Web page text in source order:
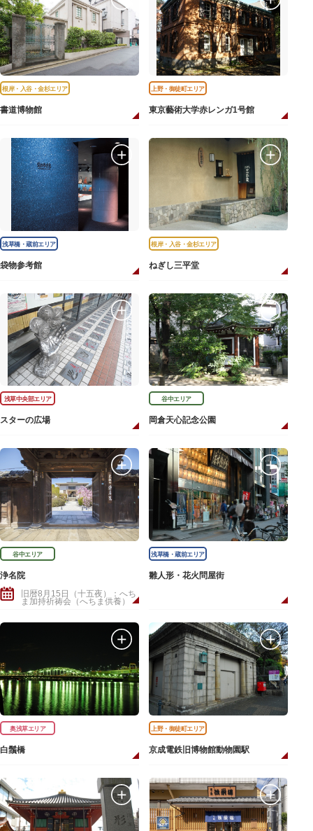
根岸・入谷・金杉エリア
書道博物館
上野・御徒町エリア
東京藝術大学赤レンガ1号館
浅草橋・蔵前エリア
袋物参考館
根岸・入谷・金杉エリア
ねぎし三平堂
浅草中央部エリア
スターの広場
谷中エリア
岡倉天心記念公園
谷中エリア
浄名院
旧暦8月15日（十五夜）：へち
ま加持祈祷会（へちま供養）
浅草橋・蔵前エリア
雛人形・花火問屋街
奥浅草エリア
白鬚橋
上野・御徒町エリア
京成電鉄旧博物館動物園駅